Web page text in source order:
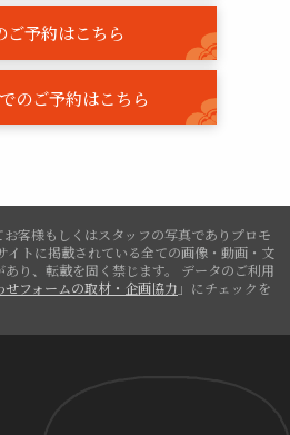
予約はこちら
のご予約はこちら
客様もしくはスタッフの写真でありプロモ
イトに掲載されている全ての画像・動画・文
り、転載を固く禁じます。
データのご利用
せフォームの取材・企画協力 」にチェックを